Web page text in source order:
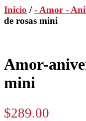
Inicio /- Amor -
de rosas mini
Amor-
mini
$289.00